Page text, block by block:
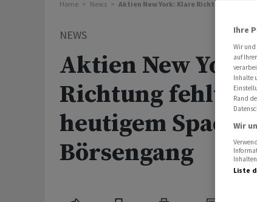
Home News Aktien New York: Klare Richtung fehlt
NEWS
Aktien New
Richtung fehlt
heutigem
Börsengang
Ihre
Wir und
auf
Inhalte
Rand
Wir
Liste